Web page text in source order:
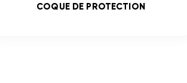
COQUE DE PROTECTION